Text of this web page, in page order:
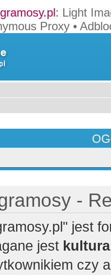
: Light
Proxy •
-
jest
jest
czy